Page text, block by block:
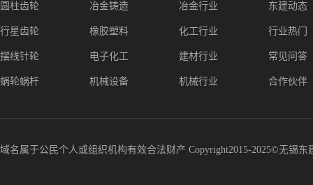
圆柱齿轮
行星齿轮
摆线针轮
蜗轮蜗杆
冶金铸造
橡胶塑料
电子化工
机械设备
冶金行业
化工行业
建材行业
机械行业
东建动态
行业热门
常见问答
合作伙伴
域名属于公民个人或组织机构有效合法财产 Copyright2015-2025©无锡